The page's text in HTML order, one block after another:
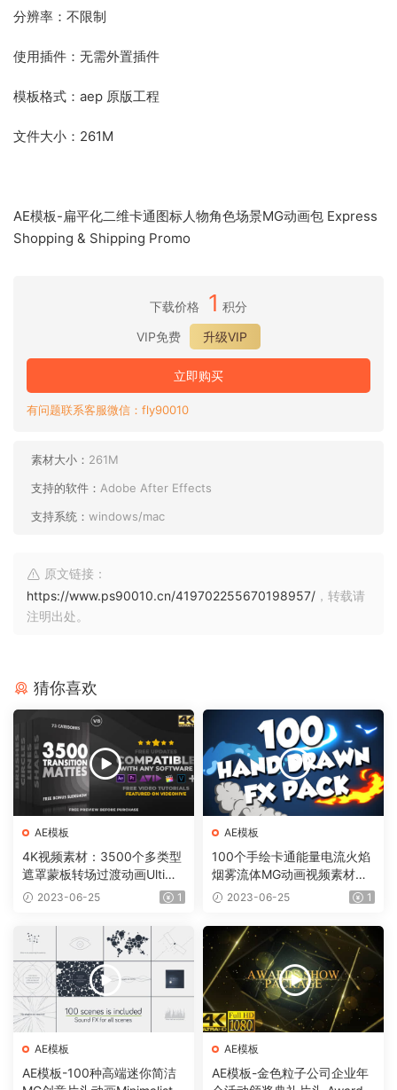
分辨率：不限制
使用插件：无需外置插件
模板格式：aep 原版工程
文件大小：261M
AE模板-扁平化二维卡通图标人物角色场景MG动画包 Express
Shopping & Shipping Promo
下载价格 1 积分
VIP免费
升级VIP
立即购买
有问题联系客服微信：fly90010
素材大小： 261M
支持的软件： Adobe After Effects
支持系统： windows/mac
原文链接：
https://www.ps90010.cn/419702255670198957/ ，转载请
注明出处。
猜你喜欢
AE模板
4K视频素材：3500个多类型
遮罩蒙板转场过渡动画Ultima
te Transition Mattes Pack v
2023-06-25 1
AE模板
100个手绘卡通能量电流火焰
烟雾流体MG动画视频素材
（含AE模板工程）有透明通
2023-06-25 1
AE模板
AE模板-100种高端迷你简洁
AE模板
AE模板-金色粒子公司企业年